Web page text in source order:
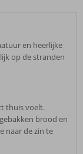
en heerlijke
op de stranden
thuis voelt.
brood en
naar de zin te